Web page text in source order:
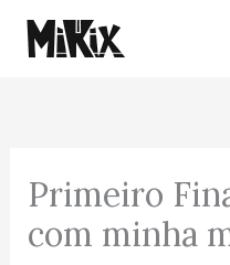
para
Primeiro
com minha